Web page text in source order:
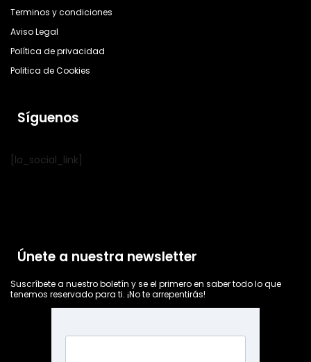
Terminos y condiciones
Aviso Legal
Política de privacidad
Politica de Cookies
Síguenos
[la_social_link]
Únete a nuestra newsletter
Suscríbete a nuestro boletín y se el primero en saber todo lo que
tenemos reservado para ti. ¡No te arrepentirás!